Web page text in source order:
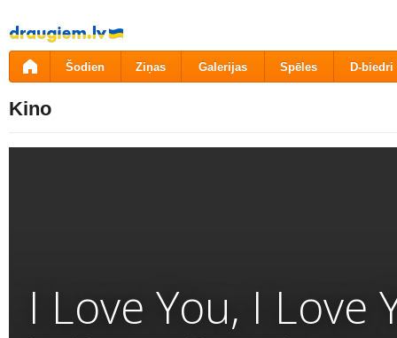
Pāriet
uz
saturu
Šodien Ziņas Galerijas Spēles D-biedri
Kino
I Love You, I Love